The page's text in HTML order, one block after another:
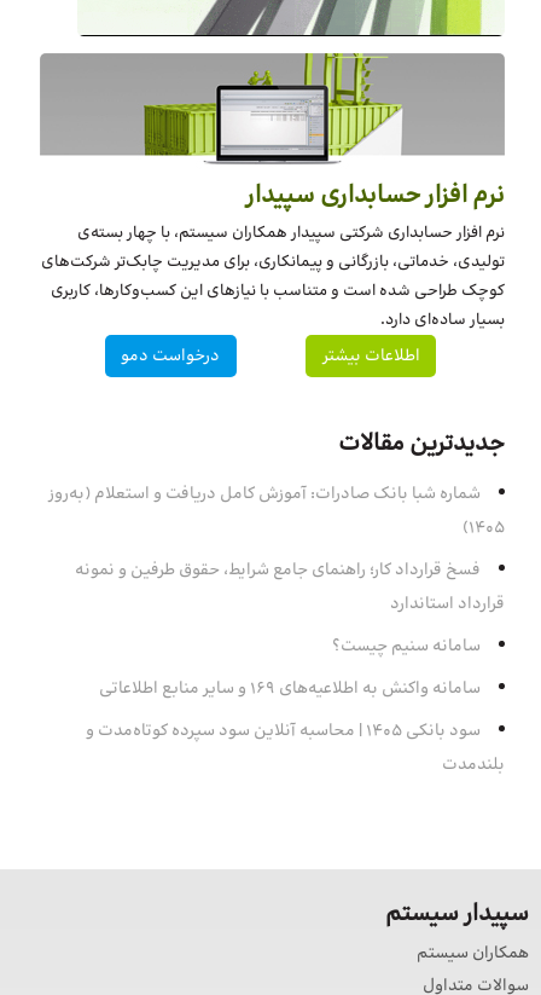
نرم افزار حسابداری سپیدار
نرم افزار حسابداری شرکتی سپیدار همکاران سیستم، با چهار بسته‌‌ی
تولیدی، خدماتی، بازرگانی و پیمانکاری، برای مدیریت چابک‌تر شرکت‌های
کوچک طراحی شده است و متناسب با نیازهای این کسب‌وکارها، کاربری
بسیار ساده‌ای دارد.
اطلاعات بیشتر
درخواست دمو
جدیدترین مقالات
شماره شبا بانک صادرات: آموزش کامل دریافت و استعلام (به‌روز
۱۴۰۵)
فسخ قرارداد کار؛ راهنمای جامع شرایط، حقوق طرفین و نمونه
قرارداد استاندارد
سامانه سنیم چیست؟
سامانه واکنش به اطلاعیه‌های 169 و سایر منابع اطلاعاتی
سود بانکی 1405 | محاسبه آنلاین سود سپرده‌ کوتاه‌مدت و
بلندمدت
سپیدار سیستم
همکاران سیستم
سوالات متداول